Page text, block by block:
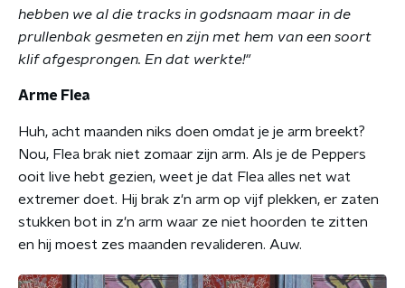
hebben we al die tracks in godsnaam maar in de
prullenbak gesmeten en zijn met hem van een soort
klif afgesprongen. En dat werkte!"
Arme Flea
Huh, acht maanden niks doen omdat je je arm breekt?
Nou, Flea brak niet zomaar zijn arm. Als je de Peppers
ooit live hebt gezien, weet je dat Flea alles net wat
extremer doet. Hij brak z'n arm op vijf plekken, er zaten
stukken bot in z'n arm waar ze niet hoorden te zitten
en hij moest zes maanden revalideren. Auw.